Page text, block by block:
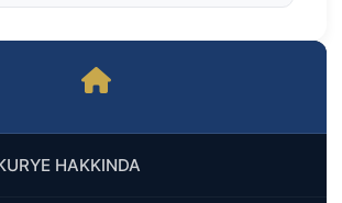
HAKKINDA